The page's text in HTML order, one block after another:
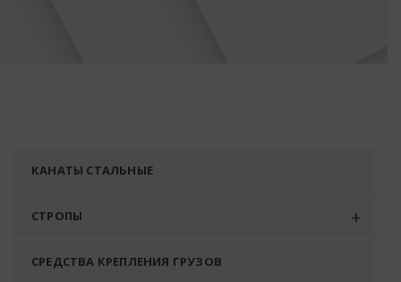
КАНАТЫ СТАЛЬНЫЕ
СТРОПЫ
СРЕДСТВА КРЕПЛЕНИЯ ГРУЗОВ